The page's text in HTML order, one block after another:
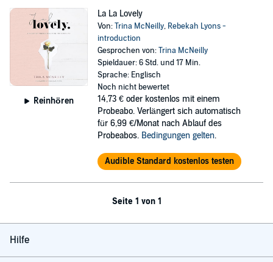
Reinhören
La La Lovely
Von:Trina McNeilly, Rebekah Lyons -
introduction
Gesprochen von:Trina McNeilly
Spieldauer: 6 Std. und 17 Min.
Sprache: Englisch
Noch nicht bewertet
14,73 € oder kostenlos mit einem
Probeabo. Verlängert sich automatisch
für 6,99 €/Monat nach Ablauf des
Probeabos. Bedingungen gelten.
Audible Standard kostenlos testen
Seite 1 von 1
Hilfe